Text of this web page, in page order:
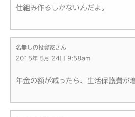
仕組み作るしかないんだよ。
名無しの投資家さん
2015年 5月 24日 9:58am
年金の額が減ったら、生活保護費が